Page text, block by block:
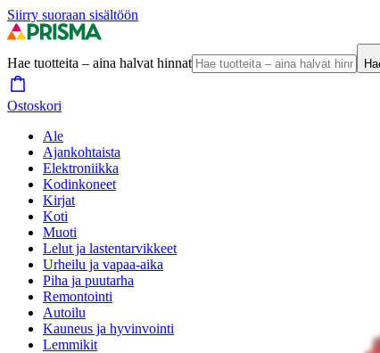
Siirry suoraan sisältöön
Hae tuotteita – aina halvat hinnat
Ostoskori
Ale
Ajankohtaista
Elektroniikka
Kodinkoneet
Kirjat
Koti
Muoti
Lelut ja lastentarvikkeet
Urheilu ja vapaa-aika
Piha ja puutarha
Remontointi
Autoilu
Kauneus ja hyvinvointi
Lemmikit